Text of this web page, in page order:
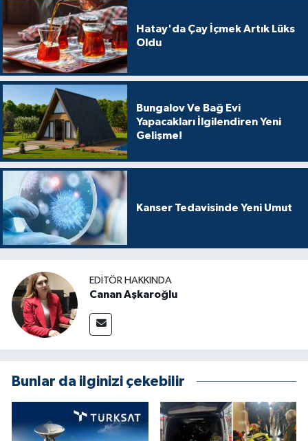
Hatay'da Çay İçmek Artık Lüks
Oldu
Bungalov Ve Bağ Evi
Yapacakları İlgilendiren Yeni
Gelişme!
Kanser Tedavisinde Yeni Umut
EDITÖR HAKKINDA
Canan Aşkaroğlu
Bunlar da ilginizi çekebilir